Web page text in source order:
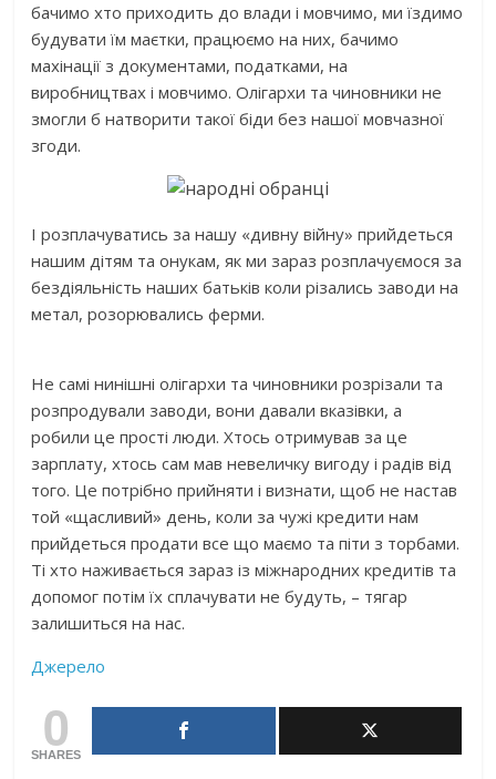
бачимо хто приходить до влади і мовчимо, ми їздимо
будувати їм маєтки, працюємо на них, бачимо
махінації з документами, податками, на
виробництвах і мовчимо. Олігархи та чиновники не
змогли б натворити такої біди без нашої мовчазної
згоди.
І розплачуватись за нашу «дивну війну» прийдеться
нашим дітям та онукам, як ми зараз розплачуємося за
бездіяльність наших батьків коли різались заводи на
метал, розорювались ферми.
Не самі нинішні олігархи та чиновники розрізали та
розпродували заводи, вони давали вказівки, а
робили це прості люди. Хтось отримував за це
зарплату, хтось сам мав невеличку вигоду і радів від
того. Це потрібно прийняти і визнати, щоб не настав
той «щасливий» день, коли за чужі кредити нам
прийдеться продати все що маємо та піти з торбами.
Ті хто наживається зараз із міжнародних кредитів та
допомог потім їх сплачувати не будуть, – тягар
залишиться на нас.
Джерело
0
SHARES